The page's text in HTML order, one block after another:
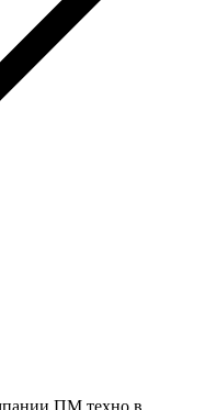
ПМ техно в